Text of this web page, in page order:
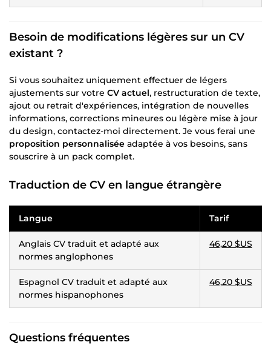
Besoin de modifications légères sur un CV
existant ?
Si vous souhaitez uniquement effectuer de légers
ajustements sur votre CV actuel, restructuration de texte,
ajout ou retrait d'expériences, intégration de nouvelles
informations, corrections mineures ou légère mise à jour
du design, contactez-moi directement. Je vous ferai une
proposition personnalisée adaptée à vos besoins, sans
souscrire à un pack complet.
Traduction de CV en langue étrangère
Langue Tarif
Anglais CV traduit et adapté aux
normes anglophones
46,20 $US
Espagnol CV traduit et adapté aux
normes hispanophones
46,20 $US
Questions fréquentes